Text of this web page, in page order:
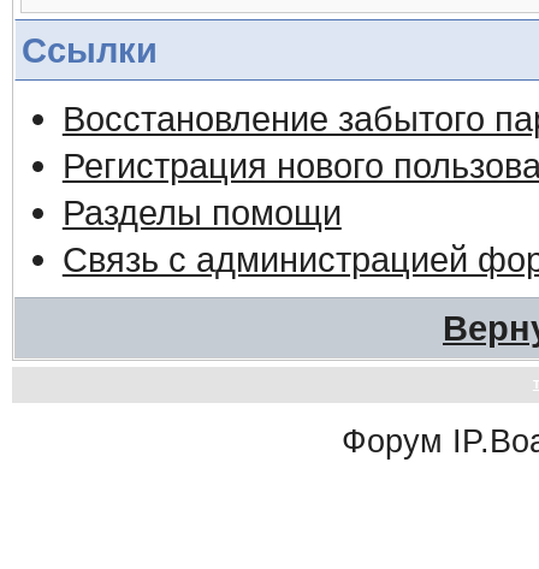
Ссылки
Восстановление забытого
Регистрация нового
Разделы помощи
Связь с администрацией
Форум